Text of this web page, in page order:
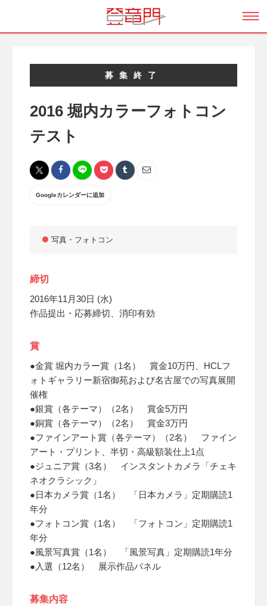
募集終了
2016 堀内カラーフォトコン
テスト
Googleカレンダーに追加
写真・フォトコン
締切
2016年11月30日 (水)
作品提出・応募締切、消印有効
賞
●金賞 堀内カラー賞（1名） 賞金10万円、HCLフ
ォトギャラリー新宿御苑および名古屋での写真展開
催権
●銀賞（各テーマ）（2名） 賞金5万円
●銅賞（各テーマ）（2名） 賞金3万円
●ファインアート賞（各テーマ）（2名） ファイン
アート・プリント、半切・高級額装仕上1点
●ジュニア賞（3名） インスタントカメラ「チェキ
ネオクラシック」
●日本カメラ賞（1名） 「日本カメラ」定期購読1
年分
●フォトコン賞（1名） 「フォトコン」定期購読1
年分
●風景写真賞（1名） 「風景写真」定期購読1年分
●入選（12名） 展示作品パネル
募集内容